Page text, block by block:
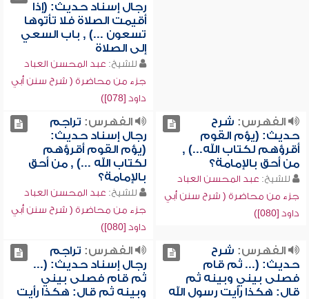
رجال إسناد حديث: (إذا
أقيمت الصلاة فلا تأتوها
تسعون ...) , باب السعي
إلى الصلاة
للشيخ: عبد المحسن العباد
جزء من محاضرة ( شرح سنن أبي
داود [078])
الفهرس: شرح
حديث: (يؤم القوم
أقرؤهم لكتاب الله...) ,
من أحق بالإمامة؟
للشيخ: عبد المحسن العباد
جزء من محاضرة ( شرح سنن أبي
داود [080])
الفهرس: تراجم
رجال إسناد حديث:
(يؤم القوم أقرؤهم
لكتاب الله ...) , من أحق
بالإمامة؟
للشيخ: عبد المحسن العباد
جزء من محاضرة ( شرح سنن أبي
داود [080])
الفهرس: شرح
حديث: (... ثم قام
فصلى بيني وبينه ثم
قال: هكذا رأيت رسول الله
الفهرس: تراجم
رجال إسناد حديث: (...
ثم قام فصلى بيني
وبينه ثم قال: هكذا رأيت